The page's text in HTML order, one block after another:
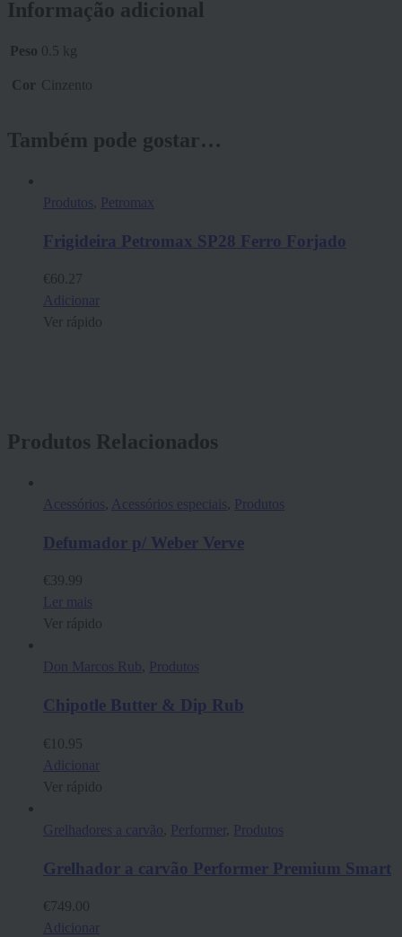
Informação adicional
Peso 0.5 kg
Cor Cinzento
Também pode gostar…
Produtos Petromax
Frigideira Petromax SP28 Ferro Forjado
€ 60.27
Adicionar
Ver rápido
Produtos Relacionados
Acessórios Acessórios especiais Produtos
Defumador p/ Weber Verve
€
39.99
Ler mais
Ver rápido
Don Marcos Rub, Produtos
Chipotle Butter & Dip Rub
€ 10.95
Adicionar
Ver rápido
Grelhadores a carvão Performer Produtos
Grelhador a carvão Performer Premium Smart
€ 749.00
Adicionar